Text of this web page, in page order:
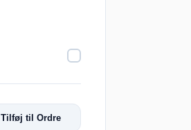
Tilføj til Ordre